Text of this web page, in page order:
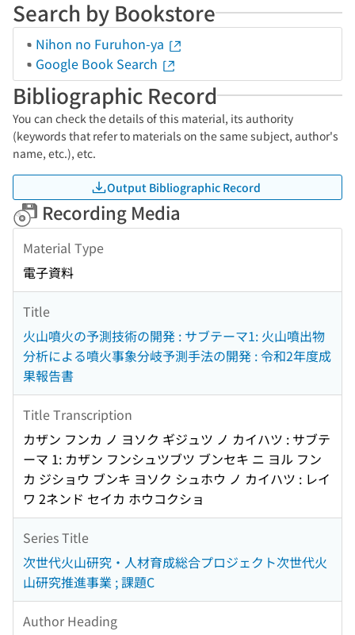
Search by Bookstore
Nihon no Furuhon-ya
Google Book Search
Bibliographic Record
You can check the details of this material, its authority
(keywords that refer to materials on the same subject, author's
name, etc.), etc.
Output Bibliographic Record
Recording Media
Material Type
電子資料
Title
火山噴火の予測技術の開発 : サブテーマ1: 火山噴出物
分析による噴火事象分岐予測手法の開発 : 令和2年度成
果報告書
Title Transcription
カザン フンカ ノ ヨソク ギジュツ ノ カイハツ : サブテ
ーマ 1: カザン フンシュツブツ ブンセキ ニ ヨル フン
カ ジショウ ブンキ ヨソク シュホウ ノ カイハツ : レイ
ワ 2ネンド セイカ ホウコクショ
Series Title
次世代火山研究・人材育成総合プロジェクト次世代火
山研究推進事業 ; 課題C
Author Heading